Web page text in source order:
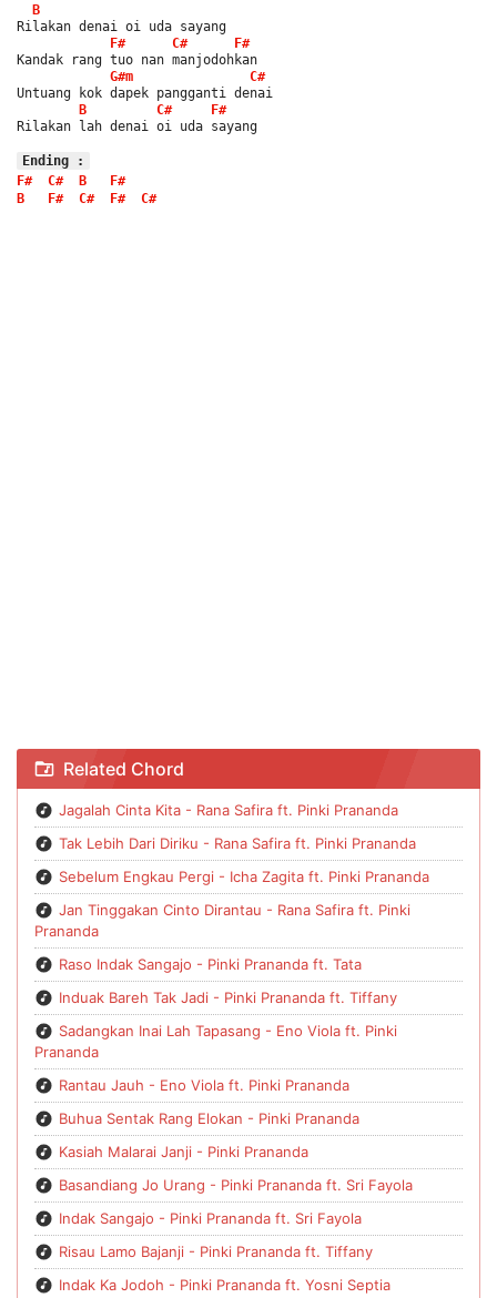
B
Rilakan denai oi uda sayang
F#
C#
F#
Kandak rang tuo nan manjodohkan
G#m
C#
Untuang kok dapek pangganti denai
B
C#
F#
Rilakan lah denai oi uda sayang
Ending :
F#
C# B
F#
B
F# C# F# C#
Chord Sio Sio Maharok Cinto - Pinki Prananda ft. Eno Viola
Related Chord
Jagalah Cinta Kita - Rana Safira ft. Pinki Prananda
Tak Lebih Dari Diriku - Rana Safira ft. Pinki Prananda
Sebelum Engkau Pergi - Icha Zagita ft. Pinki Prananda
Jan Tinggakan Cinto Dirantau - Rana Safira ft. Pinki
Prananda
Raso Indak Sangajo - Pinki Prananda ft. Tata
Induak Bareh Tak Jadi - Pinki Prananda ft. Tiffany
Sadangkan Inai Lah Tapasang - Eno Viola ft. Pinki
Prananda
Rantau Jauh - Eno Viola ft. Pinki Prananda
Buhua Sentak Rang Elokan - Pinki Prananda
Kasiah Malarai Janji - Pinki Prananda
Basandiang Jo Urang - Pinki Prananda ft. Sri Fayola
Indak Sangajo - Pinki Prananda ft. Sri Fayola
Risau Lamo Bajanji - Pinki Prananda ft. Tiffany
Indak Ka Jodoh - Pinki Prananda ft. Yosni Septia